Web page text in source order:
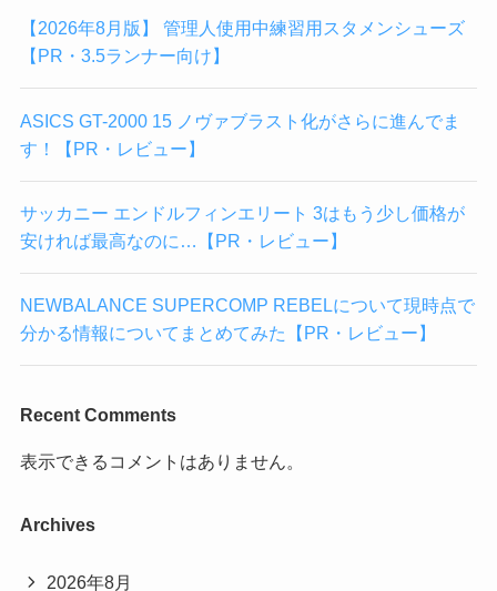
【2026年8月版】 管理人使用中練習用スタメンシューズ
【PR・3.5ランナー向け】
ASICS GT-2000 15 ノヴァブラスト化がさらに進んでま
す！【PR・レビュー】
サッカニー エンドルフィンエリート 3はもう少し価格が
安ければ最高なのに…【PR・レビュー】
NEWBALANCE SUPERCOMP REBELについて現時点で
分かる情報についてまとめてみた【PR・レビュー】
Recent Comments
表示できるコメントはありません。
Archives
2026年8月